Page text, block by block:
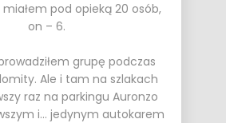
pod opieką 20 osób,
on – 6.
grupę podczas
Ale i tam na szlakach
raz na parkingu Auronzo
i… jedynym autokarem